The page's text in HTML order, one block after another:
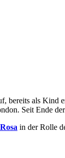
bereits als
Seit Ende
in der Rolle